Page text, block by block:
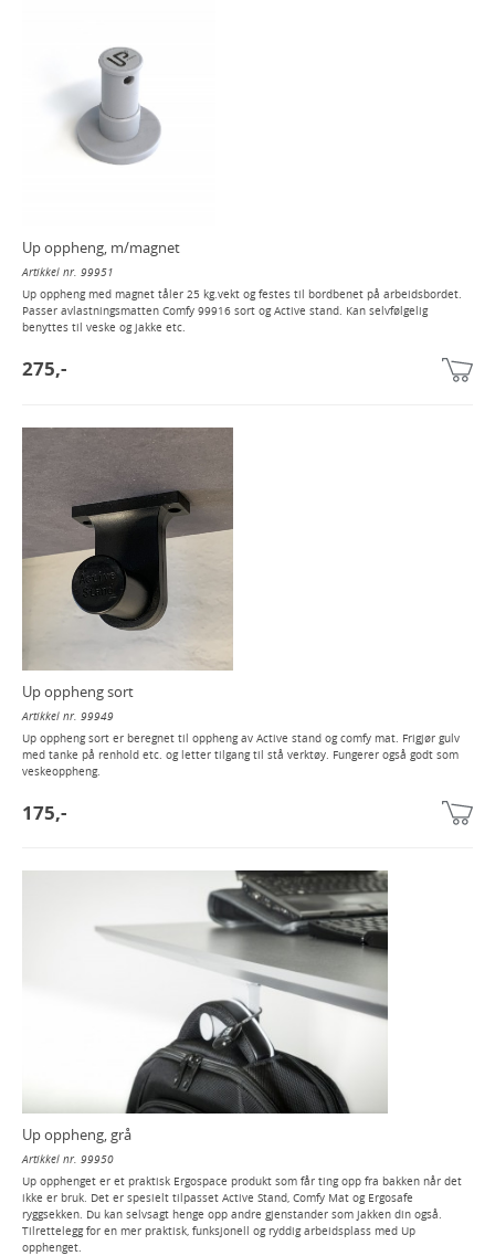
Up oppheng, m/magnet
Artikkel nr. 99951
Up oppheng med magnet tåler 25 kg.vekt og festes til bordbenet på arbeidsbordet.
Passer avlastningsmatten Comfy 99916 sort og Active stand. Kan selvfølgelig
benyttes til veske og jakke etc.
275,-
Up oppheng sort
Artikkel nr. 99949
Up oppheng sort er beregnet til oppheng av Active stand og comfy mat. Frigjør gulv
med tanke på renhold etc. og letter tilgang til stå verktøy. Fungerer også godt som
veskeoppheng.
175,-
Up oppheng, grå
Artikkel nr. 99950
Up opphenget er et praktisk Ergospace produkt som får ting opp fra bakken når det
ikke er bruk. Det er spesielt tilpasset Active Stand, Comfy Mat og Ergosafe
ryggsekken. Du kan selvsagt henge opp andre gjenstander som jakken din også.
Tilrettelegg for en mer praktisk, funksjonell og ryddig arbeidsplass med Up
opphenget.